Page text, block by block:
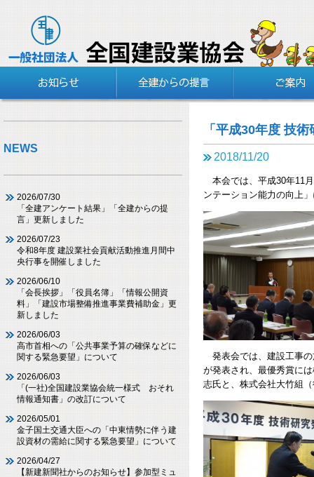
「平成30年度 技
2018/11/20
本会では、平成30年11
ンテーション能力の向上
発表会では、建設工事の
が発表され、最優秀賞に
志氏と、株式会社大竹組
NEWS
2026/07/30
「全建アンケート結果」「全建からの提
言」更新しました
2026/07/23
令和8年度 建設業社会貢献活動推進月間中
央行事を開催しました
2026/06/10
「会長挨拶」「役員名簿」「情報公開資
料」「建設市場整備推進事業費補助金」更
新しました
2026/06/03
高市首相への「公共事業予算の確保などに
関する緊急要望」について
2026/06/03
「(一社)全国建設業協会統一様式 おそれ
情報通知書」の改訂について
2026/05/01
金子国土交通大臣への「中東情勢に伴う建
設資材の需給に関する緊急要望」について
2026/04/27
【新建新聞社からのお知らせ】参加型ミュ